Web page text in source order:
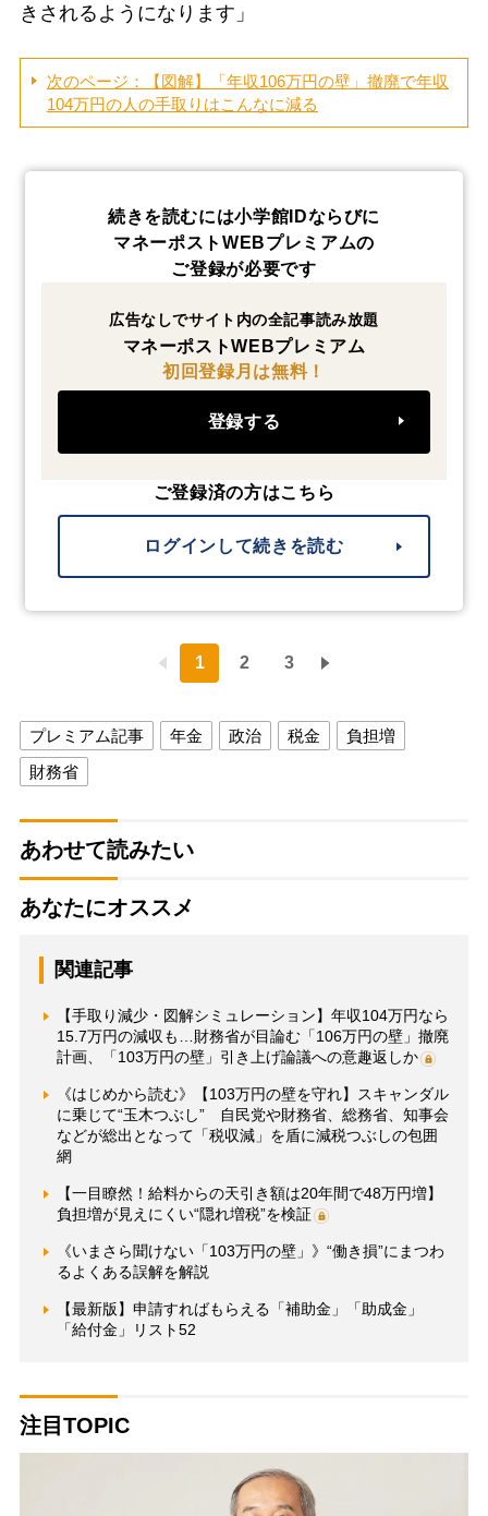
きされるようになります」
次のページ：【図解】「年収106万円の壁」撤廃で年収
104万円の人の手取りはこんなに減る
続きを読むには小学館IDならびに
マネーポストWEBプレミアムの
ご登録が必要です
広告なしでサイト内の全記事読み放題
マネーポストWEBプレミアム
初回登録月は無料！
登録する
ご登録済の方はこちら
ログインして続きを読む
1 2 3
プレミアム記事 年金 政治 税金
負担増
財務省
あわせて読みたい
あなたにオススメ
関連記事
【手取り減少・図解シミュレーション】年収104万円なら
15.7万円の減収も…財務省が目論む「106万円の壁」撤廃
計画、「103万円の壁」引き上げ論議への意趣返しか
《はじめから読む》【103万円の壁を守れ】スキャンダル
に乗じて“玉木つぶし” 自民党や財務省、総務省、知事会
などが総出となって「税収減」を盾に減税つぶしの包囲
網
【一目瞭然！給料からの天引き額は20年間で48万円増】
負担増が見えにくい“隠れ増税”を検証
《いまさら聞けない「103万円の壁」》“働き損”にまつわ
るよくある誤解を解説
【最新版】申請すればもらえる「補助金」「助成金」
「給付金」リスト52
注目TOPIC